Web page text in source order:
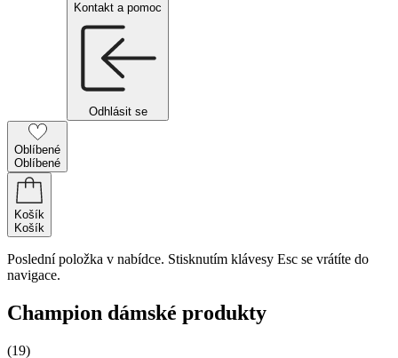
Kontakt a pomoc
Odhlásit se
Oblíbené
Oblíbené
Košík
Košík
Poslední položka v nabídce. Stisknutím klávesy Esc se vrátíte do
navigace.
Champion dámské produkty
(19)